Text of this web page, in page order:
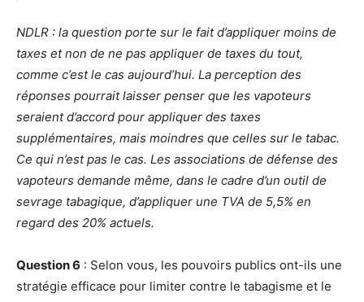
NDLR : la question porte sur le fait d’appliquer moins de
taxes et non de ne pas appliquer de taxes du tout,
comme c’est le cas aujourd’hui. La perception des
réponses pourrait laisser penser que les vapoteurs
seraient d’accord pour appliquer des taxes
supplémentaires, mais moindres que celles sur le tabac.
Ce qui n’est pas le cas. Les associations de défense des
vapoteurs demande même, dans le cadre d’un outil de
sevrage tabagique, d’appliquer une TVA de 5,5% en
regard des 20% actuels.
Question 6 : Selon vous, les pouvoirs publics ont-ils une
stratégie efficace pour limiter contre le tabagisme et le